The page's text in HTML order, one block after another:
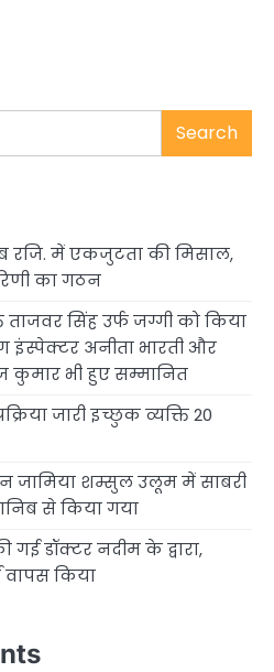
Search
रजि. में एकजुटता की मिसाल,
का गठन
सिंह उर्फ जग्गी को किया
इंस्पेक्टर अनीता भारती और
कुमार भी हुए सम्मानित
जारी इच्छुक व्यक्ति 20
जामिया शम्सुल उलूम में साबरी
से किया गया
डॉक्टर नदीम के द्वारा,
वापस किया